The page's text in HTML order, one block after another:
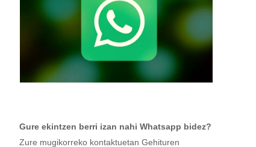
Gure ekintzen berri izan nahi Whatsapp bidez?
Zure mugikorreko kontaktuetan Gehituren